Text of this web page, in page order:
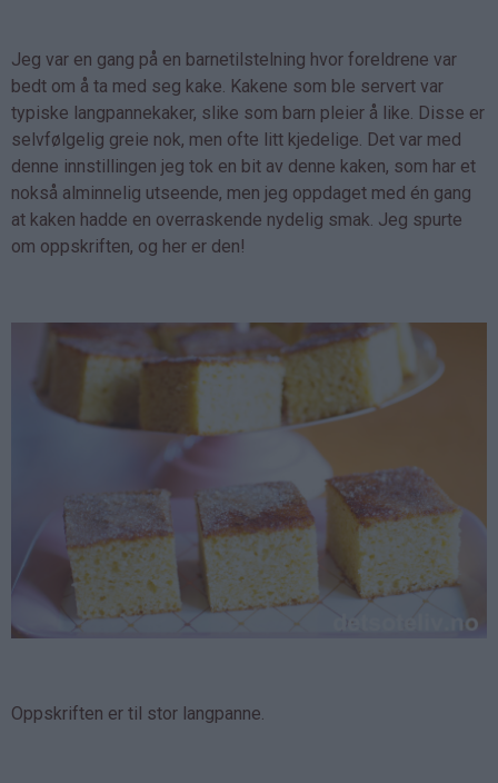
Jeg var en gang på en barnetilstelning hvor foreldrene var
bedt om å ta med seg kake. Kakene som ble servert var
typiske langpannekaker, slike som barn pleier å like. Disse er
selvfølgelig greie nok, men ofte litt kjedelige. Det var med
denne innstillingen jeg tok en bit av denne kaken, som har et
nokså alminnelig utseende, men jeg oppdaget med én gang
at kaken hadde en overraskende nydelig smak. Jeg spurte
om oppskriften, og her er den!
Oppskriften er til stor langpanne.